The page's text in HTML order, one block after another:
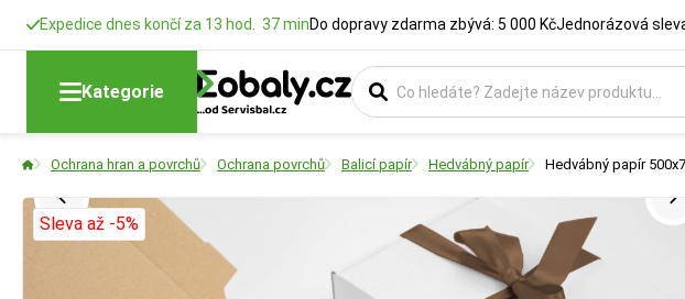
Expedice dnes končí za 13 hod. 37 minDo dopravy zdarma zbývá: 5 000 KčJednorázová
Kategorie
Ochrana hran a povrchů Ochrana povrchů Balicí papír Hedvábný papír Hedvábný papír
Sleva až -5%